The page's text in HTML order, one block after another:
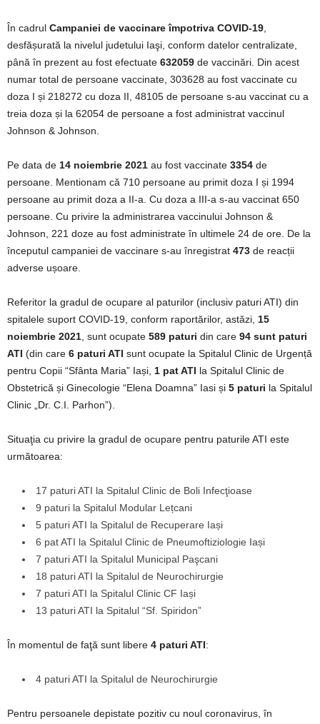
În cadrul Campaniei de vaccinare împotriva COVID-19
desfășurată la nivelul judetului Iaşi, conform datelor centralizate,
până în prezent au fost efectuate 632059 de vaccinări. Din acest
numar total de persoane vaccinate, 303628 au fost vaccinate cu
doza I și 218272 cu doza II, 48105 de persoane s-au vaccinat cu a
treia doza și la 62054 de persoane a fost administrat vaccinul
Johnson & Johnson.
Pe data de 14 noiembrie 2021 au fost vaccinate 3354 de
persoane. Mentionam că 710 persoane au primit doza I și 1994
persoane au primit doza a II-a. Cu doza a III-a s-au vaccinat 650
persoane. Cu privire la administrarea vaccinului Johnson &
Johnson, 221 doze au fost administrate în ultimele 24 de ore. De la
începutul campaniei de vaccinare s-au înregistrat 473 de reacții
adverse ușoare.
Referitor la gradul de ocupare al paturilor (inclusiv paturi ATI) din
spitalele suport COVID-19, conform raportărilor, astăzi, 15
noiembrie 2021 , sunt ocupate 589 paturi din care 94 sunt paturi
ATI (din care 6 paturi ATI sunt ocupate la Spitalul Clinic de Urgență
pentru Copii “Sfânta Maria” Iași, 1 pat ATI la Spitalul Clinic de
Obstetrică și Ginecologie “Elena Doamna” Iasi și 5 paturi la Spitalul
Clinic „Dr. C.I. Parhon”).
Situaţia cu privire la gradul de ocupare pentru paturile ATI este
următoarea:
17 paturi ATI la Spitalul Clinic de Boli Infecţioase
9 paturi la Spitalul Modular Lețcani
5 paturi ATI la Spitalul de Recuperare Iași
6 pat ATI la Spitalul Clinic de Pneumoftiziologie Iași
7 paturi ATI la Spitalul Municipal Paşcani
18 paturi ATI la Spitalul de Neurochirurgie
7 paturi ATI la Spitalul Clinic CF Iași
13 paturi ATI la Spitalul “Sf. Spiridon”
În momentul de faţă sunt libere 4 paturi ATI:
4 paturi ATI la Spitalul de Neurochirurgie
Pentru persoanele depistate pozitiv cu noul coronavirus, în